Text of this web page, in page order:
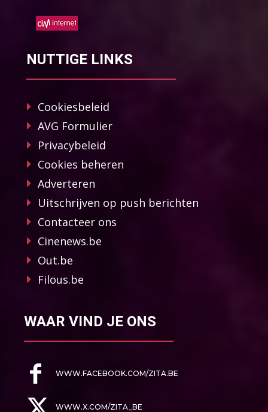
NUTTIGE LINKS
Cookiesbeleid
AVG Formulier
Privacybeleid
Cookies beheren
Adverteren
Uitschrijven op push berichten
Contacteer ons
Cinenews.be
Out.be
Filous.be
WAAR VIND JE ONS
WWW.FACEBOOK.COM/ZITA.BE
WWW.X.COM/ZITA_BE